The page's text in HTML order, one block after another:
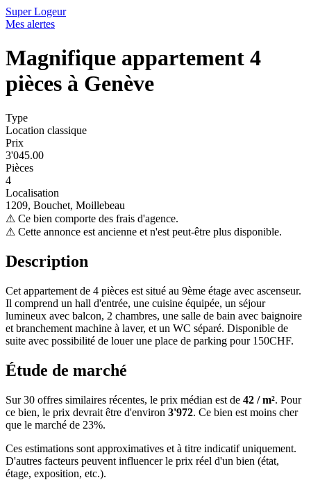
Super Logeur
Mes alertes
Magnifique appartement 4
pièces à Genève
Type
Location classique
Prix
3'045.00
Pièces
4
Localisation
1209, Bouchet, Moillebeau
⚠ Ce bien comporte des frais d'agence.
⚠ Cette annonce est ancienne et n'est peut-être plus disponible.
Description
Cet appartement de 4 pièces est situé au 9ème étage avec ascenseur.
Il comprend un hall d'entrée, une cuisine équipée, un séjour
lumineux avec balcon, 2 chambres, une salle de bain avec baignoire
et branchement machine à laver, et un WC séparé. Disponible de
suite avec possibilité de louer une place de parking pour 150CHF.
Étude de marché
Sur 30 offres similaires récentes, le prix médian est de 42 / m². Pour
ce bien, le prix devrait être d'environ 3'972. Ce bien est moins cher
que le marché de 23%.
Ces estimations sont approximatives et à titre indicatif uniquement.
D'autres facteurs peuvent influencer le prix réel d'un bien (état,
étage, exposition, etc.).